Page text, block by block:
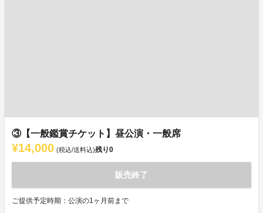
③【一般鑑賞チケット】昼公演・一般席
¥14,000 (税込/送料込)残り0
販売終了
ご提供予定時期：公演の1ヶ月前まで